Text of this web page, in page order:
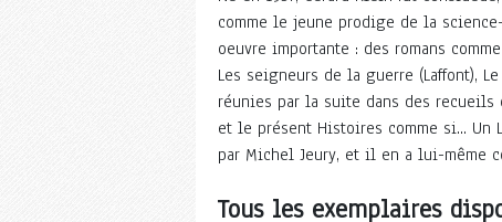
comme le jeune prodige de la
oeuvre importante : des romans
Les seigneurs de la guerre (Laffont),
réunies par la suite dans des recueils
et le présent Histoires comme si... Un
par Michel Jeury, et il en a lui-même
Tous les exemplaires